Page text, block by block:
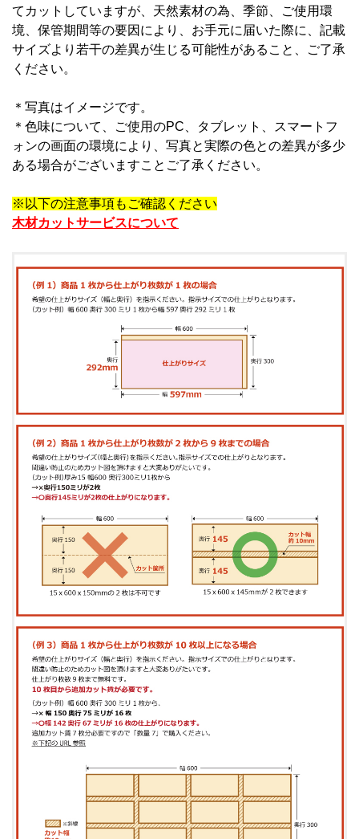
てカットしていますが、天然素材の為、季節、ご使用環
境、保管期間等の要因により、お手元に届いた際に、記載
サイズより若干の差異が生じる可能性があること、ご了承
ください。
＊写真はイメージです。
＊ 色味について、ご使用のPC、タブレット、スマートフ
ォンの画面の環境により、写真と実際の色との差異が多少
ある場合がございますことご了承ください。
※以下の注意事項もご確認ください
木材カットサービスについて